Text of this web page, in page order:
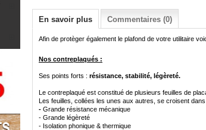
En savoir plus Commentaires (0)
Afin de protèger également le plafond de votre utilitaire
Nos contreplaqués :
Ses points forts : résistance, stabilité, légèreté.
Le contreplaqué est constitué de plusieurs feuilles de
Les feuilles, collées les unes aux autres, se croisent
- Grande résistance mécanique
- Grande légèreté
- Isolation phonique & thermique